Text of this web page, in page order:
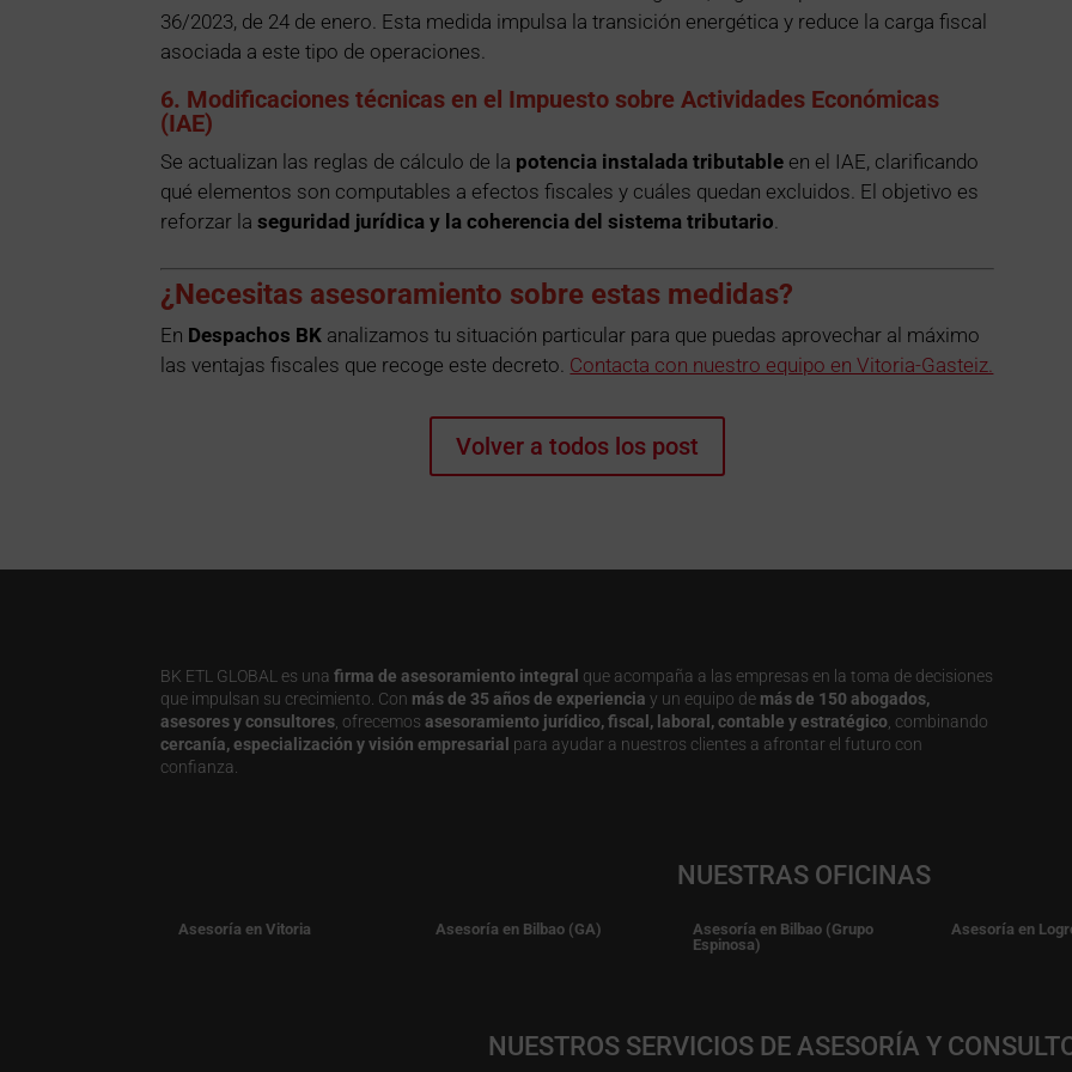
36/2023, de 24 de enero. Esta medida impulsa la transición energética y reduce la carga fiscal
asociada a este tipo de operaciones.
6. Modificaciones técnicas en el Impuesto sobre Actividades Económicas
(IAE)
Se actualizan las reglas de cálculo de la potencia instalada tributable en el IAE, clarificando
qué elementos son computables a efectos fiscales y cuáles quedan excluidos. El objetivo es
reforzar laseguridad jurídica y la coherencia del sistema tributario.
¿Necesitas asesoramiento sobre estas medidas?
En Despachos BK analizamos tu situación particular para que puedas aprovechar al máximo
las ventajas fiscales que recoge este decreto. Contacta con nuestro equipo en Vitoria-Gasteiz.
Volver a todos los post
BK ETL GLOBAL es unafirma de asesoramiento integral que acompaña a las empresas en la toma de decisiones
que impulsan su crecimiento. Con más de 35 años de experiencia y un equipo de más de 150 abogados,
asesores y consultores , ofrecemosasesoramiento jurídico, fiscal, laboral, contable y estratégico , combinando
cercanía, especialización y visión empresarial para ayudar a nuestros clientes a afrontar el futuro con
confianza.
NUESTRAS OFICINAS
Asesoría en Vitoria Asesoría en Bilbao (GA)
Asesoría en Bilbao (Grupo
Espinosa)
Asesoría en
NUESTROS SERVICIOS DE ASESORÍA Y